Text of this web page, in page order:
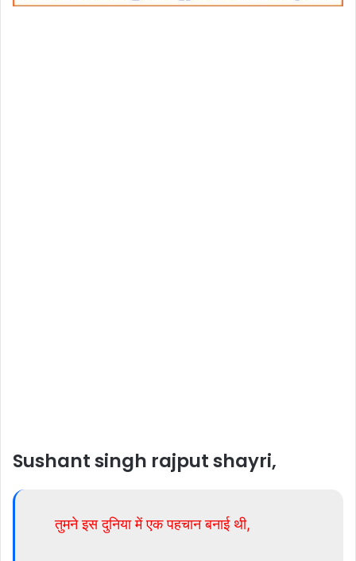
Sushant singh rajput shayri,
तुमने इस दुनिया में एक पहचान बनाई थी,